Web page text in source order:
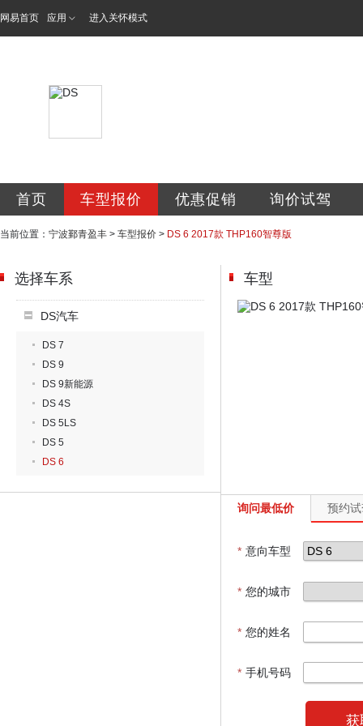
网易首页 应用 进入关怀模式
首页 车型报价 优惠促销 询价试驾
当前位置： 宁波鄞青盈丰 > 车型报价 > DS 6 2017款 THP160智尊版
选择车系
DS汽车
DS 7
DS 9
DS 9新能源
DS 4S
DS 5LS
DS 5
DS 6
车型
询问最低价 预约
* 意向车型
* 您的城市
* 您的姓名
* 手机号码
获